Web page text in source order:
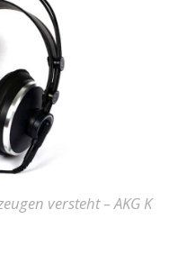
versteht – AKG K